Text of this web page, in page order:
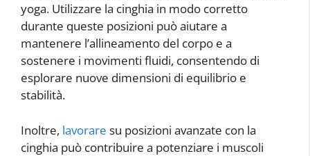
yoga. Utilizzare la cinghia in modo corretto
durante queste posizioni può aiutare a
mantenere l’allineamento del corpo e a
sostenere i movimenti fluidi, consentendo di
esplorare nuove dimensioni di equilibrio e
stabilità.
Inoltre, lavorare su posizioni avanzate con la
cinghia può contribuire a potenziare i muscoli